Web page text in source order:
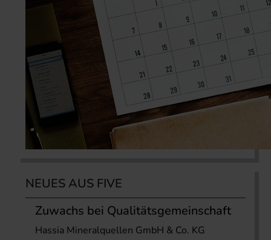
NEUES AUS FIVE
Zuwachs bei Qualitätsgemeinschaft
Hassia Mineralquellen GmbH & Co. KG